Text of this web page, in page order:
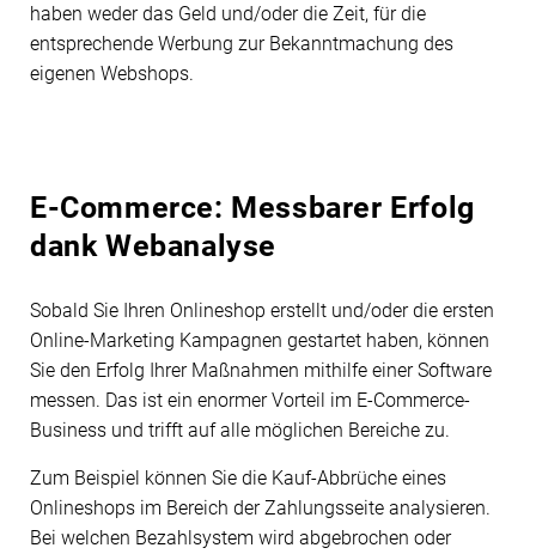
haben weder das Geld und/oder die Zeit, für die
entsprechende Werbung zur Bekanntmachung des
eigenen Webshops.
E-Commerce: Messbarer Erfolg
dank Webanalyse
Sobald Sie Ihren Onlineshop erstellt und/oder die ersten
Online-Marketing Kampagnen gestartet haben, können
Sie den Erfolg Ihrer Maßnahmen mithilfe einer Software
messen. Das ist ein enormer Vorteil im E-Commerce-
Business und trifft auf alle möglichen Bereiche zu.
Zum Beispiel können Sie die Kauf-Abbrüche eines
Onlineshops im Bereich der Zahlungsseite analysieren.
Bei welchen Bezahlsystem wird abgebrochen oder